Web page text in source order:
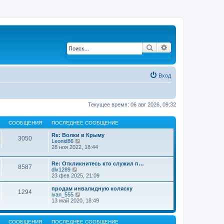
Поиск
Вход
Текущее время: 06 авг 2026, 09:32
СООБЩЕНИЯ ПОСЛЕДНЕЕ СООБЩЕНИЕ
3050
Re: Волки в Крыму
Leonid86
е
е
й
и
к
п
с
е
д
28 ноя 2022, 18:44
8587
Re: Откликнитесь кто служил п…
div1289
е
р
е
й
т
к
п
23 фев 2025, 21:09
1294
продам инвалидную коляску
ivan_555
е
е
13 май 2020, 18:49
СООБЩЕНИЯ ПОСЛЕДНЕЕ СООБЩЕНИЕ